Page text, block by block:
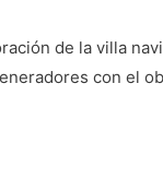
de la villa
con el